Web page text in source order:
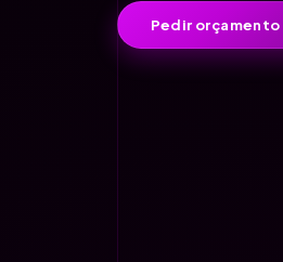
Pedir orçamento